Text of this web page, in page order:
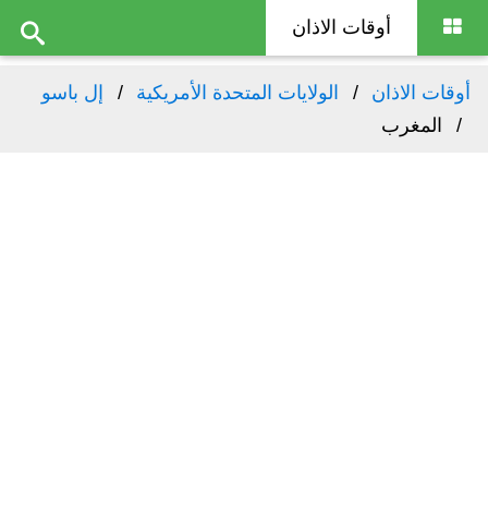
أوقات الاذان
أوقات الاذان الولايات المتحدة الأمريكية
إل باسو
المغرب